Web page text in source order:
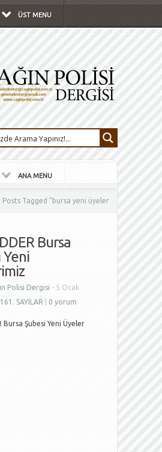
ÜST MENU
ANA MENU
Posts Tagged " bursa yeni üyeler
Bursa
Yeni
Polisi Dergisi - 5 Ocak
, SAYILAR 0 yorum
Bursa Şubesi Yeni Üyeler